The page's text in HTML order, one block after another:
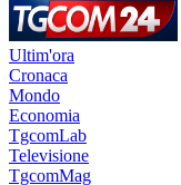
Ultim'ora
Cronaca
Mondo
Economia
TgcomLab
Televisione
TgcomMag